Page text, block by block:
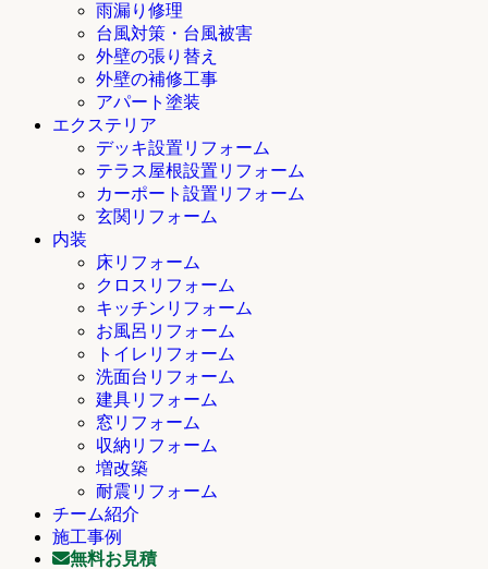
雨漏り修理
台風対策・台風被害
外壁の張り替え
外壁の補修工事
アパート塗装
エクステリア
デッキ設置リフォーム
テラス屋根設置リフォーム
カーポート設置リフォーム
玄関リフォーム
内装
床リフォーム
クロスリフォーム
キッチンリフォーム
お風呂リフォーム
トイレリフォーム
洗面台リフォーム
建具リフォーム
窓リフォーム
収納リフォーム
増改築
耐震リフォーム
チーム紹介
施工事例
無料お見積